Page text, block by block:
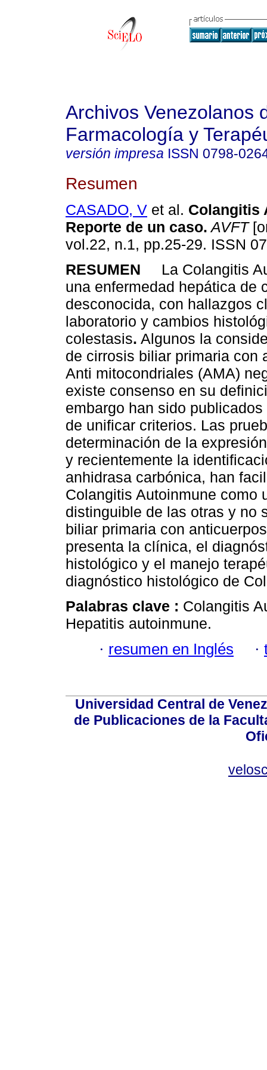
Archivos Venezolanos
Farmacología y
versión impresa ISSN 0798-
Resumen
CASADO, V et al. Colangitis
Reporte de un caso. AVFT
vol.22, n.1, pp.25-29. ISSN
RESUMEN
La Colangitis
una enfermedad hepática de
desconocida, con hallazgos
laboratorio y cambios
colestasis. Algunos la
de cirrosis biliar primaria con
Anti mitocondriales (AMA)
existe consenso en su
embargo han sido
de unificar criterios. Las
determinación de la
y recientemente la
anhidrasa carbónica, han
Colangitis Autoinmune como
distinguible de las otras y no
biliar primaria con
presenta la clínica, el
histológico y el manejo
diagnóstico histológico de
Palabras clave : Colangitis
Hepatitis autoinmune.
· resumen en Inglés ·
Universidad Central de
de Publicaciones de la